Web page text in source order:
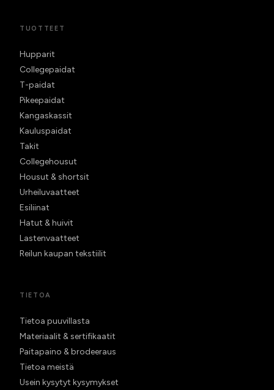
TUOTTEET
Hupparit
Collegepaidat
T-paidat
Pikeepaidat
Kangaskassit
Kauluspaidat
Takit
Collegehousut
Housut & shortsit
Urheiluvaatteet
Esiliinat
Hatut & huivit
Lastenvaatteet
Reilun kaupan tekstiilit
TIETOA
Tietoa puuvillasta
Materiaalit & sertifikaatit
Paitapaino & brodeeraus
Tietoa meistä
Usein kysytyt kysymykset